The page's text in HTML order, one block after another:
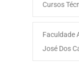
Cursos
Faculdade
José Dos